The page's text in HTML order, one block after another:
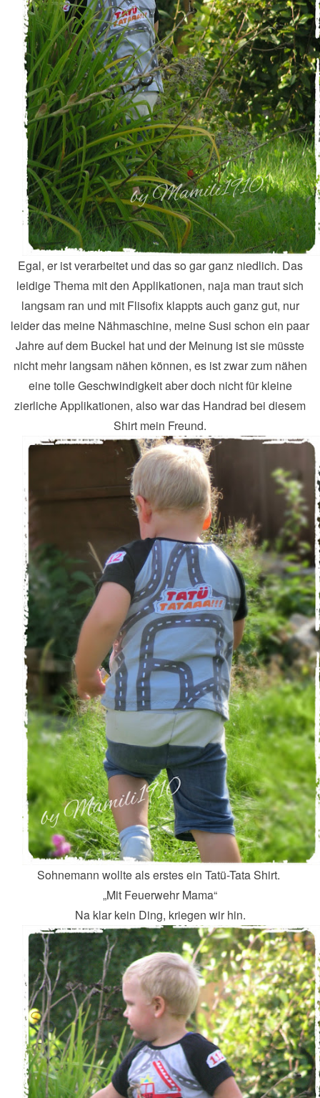
Egal, er ist verarbeitet und das so gar ganz niedlich. Das
leidige Thema mit den Applikationen, naja man traut sich
langsam ran und mit Flisofix klappts auch ganz gut, nur
leider das meine Nähmaschine, meine Susi schon ein paar
Jahre auf dem Buckel hat und der Meinung ist sie müsste
nicht mehr langsam nähen können, es ist zwar zum nähen
eine tolle Geschwindigkeit aber doch nicht für kleine
zierliche Applikationen, also war das Handrad bei diesem
Shirt mein Freund.
Sohnemann wollte als erstes ein Tatü-Tata Shirt.
„Mit Feuerwehr Mama“
Na klar kein Ding, kriegen wir hin.